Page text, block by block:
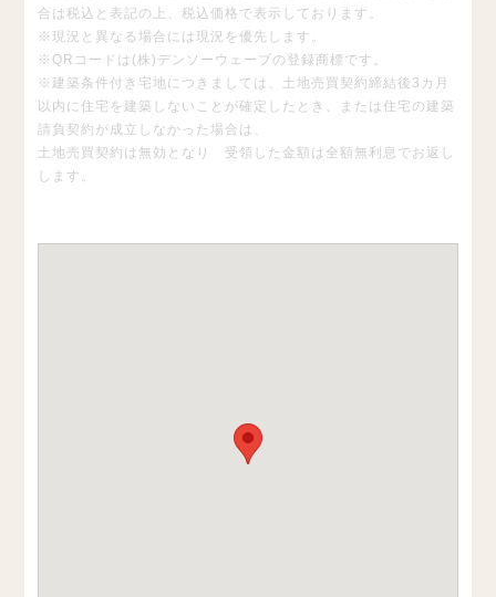
合は税込と表記の上、税込価格で表示しております。
※現況と異なる場合には現況を優先します。
※QRコードは(株)デンソーウェーブの登録商標です。
※建築条件付き宅地につきましては、土地売買契約締結後3カ月
以内に住宅を建築しないことが確定したとき、または住宅の建築
請負契約が成立しなかった場合は、
土地売買契約は無効となり 受領した金額は全額無利息でお返し
します。